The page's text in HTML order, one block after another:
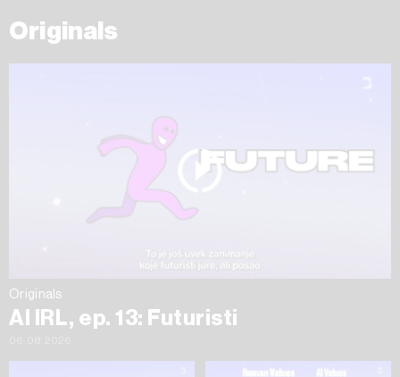
Originals
Originals
AI IRL, ep. 13: Futuristi